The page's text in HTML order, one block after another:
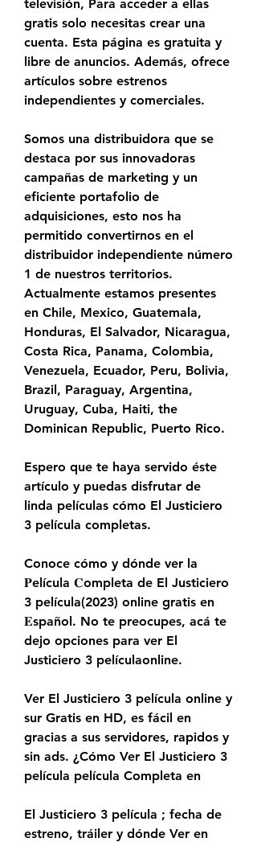
televisión, Para acceder a ellas
gratis solo necesitas crear una
cuenta. Esta página es gratuita y
libre de anuncios. Además, ofrece
artículos sobre estrenos
independientes y comerciales.
Somos una distribuidora que se
destaca por sus innovadoras
campañas de marketing y un
eficiente portafolio de
adquisiciones, esto nos ha
permitido convertirnos en el
distribuidor independiente número
1 de nuestros territorios.
Actualmente estamos presentes
en Chile, Mexico, Guatemala,
Honduras, El Salvador, Nicaragua,
Costa Rica, Panama, Colombia,
Venezuela, Ecuador, Peru, Bolivia,
Brazil, Paraguay, Argentina,
Uruguay, Cuba, Haiti, the
Dominican Republic, Puerto Rico.
Espero que te haya servido éste
artículo y puedas disfrutar de
linda películas cómo El Justiciero
3 película completas.
Conoce cómo y dónde ver la
𝐏elícula 𝐂ompleta de El Justiciero
3 película(2023) online gratis en
𝐄spañol. No te preocupes, acá te
dejo opciones para ver El
Justiciero 3 películaonline.
Ver El Justiciero 3 película online y
sur Gratis en HD, es fácil en
gracias a sus servidores, rapidos y
sin ads. ¿Cómo Ver El Justiciero 3
película película Completa en
El Justiciero 3 película ; fecha de
estreno, tráiler y dónde Ver en